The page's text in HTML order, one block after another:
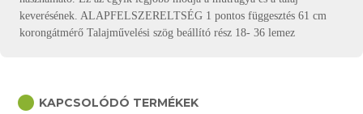
keverésének. ALAPFELSZERELTSÉG 1 pontos függesztés 61 cm
korongátmérő Talajművelési szög beállító rész 18- 36 lemez
circle KAPCSOLÓDÓ TERMÉKEK